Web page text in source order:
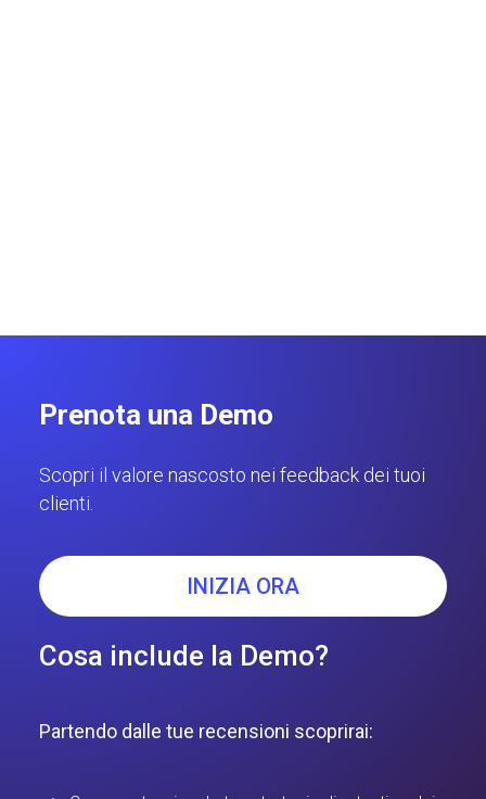
Prenota una Demo
Scopri il valore nascosto nei feedback dei tuoi
clienti.
INIZIA ORA
Cosa include la Demo?
Partendo dalle tue recensioni scoprirai: